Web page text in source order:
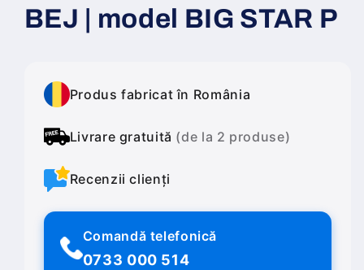
BEJ | model BIG STAR P
Produs fabricat în România
Livrare gratuită (de la 2 produse)
Recenzii clienți
Comandă telefonică
0733 000 514